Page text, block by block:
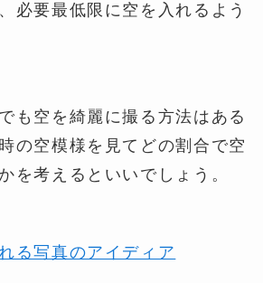
必要最低限に空を入れるよう
も空を綺麗に撮る方法はある
の空模様を見てどの割合で空
を考えるといいでしょう。
る写真のアイディア